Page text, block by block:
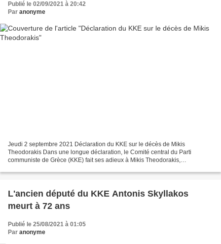
Publié le 02/09/2021 à 20:42
Par anonyme
Jeudi 2 septembre 2021 Déclaration du KKE sur le décès de Mikis
Theodorakis Dans une longue déclaration, le Comité central du Parti
communiste de Grèce (KKE) fait ses adieux à Mikis Theodorakis,
L'ancien député du KKE Antonis Skyllakos
meurt à 72 ans
Publié le 25/08/2021 à 01:05
Par anonyme